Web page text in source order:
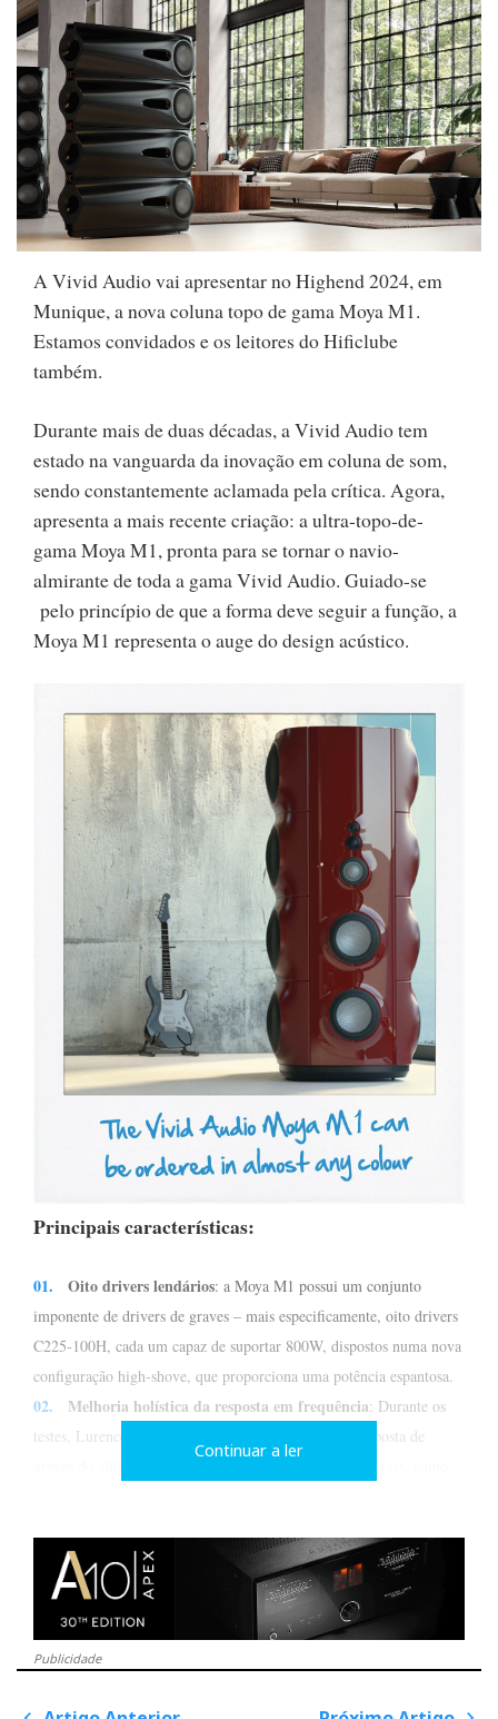
A Vivid Audio vai apresentar no Highend 2024, em
Munique, a nova coluna topo de gama Moya M1.
Estamos convidados e os leitores do Hificlube
também.
Durante mais de duas décadas, a Vivid Audio tem
estado na vanguarda da inovação em coluna de som,
sendo constantemente aclamada pela crítica. Agora,
apresenta a mais recente criação: a ultra-topo-de-
gama Moya M1, pronta para se tornar o navio-
almirante de toda a gama Vivid Audio. Guiado-se
pelo princípio de que a forma deve seguir a função, a
Moya M1 representa o auge do design acústico.
Principais características:
Oito drivers lendários: a Moya M1 possui um conjunto
imponente de drivers de graves – mais especificamente, oito drivers
C225-100H, cada um capaz de suportar 800W, dispostos numa nova
configuração high-shove, que proporciona uma potência espantosa.
Melhoria holística da resposta em frequência: Durante os
testes, Lurence Dickie descobriu que a extensão da resposta de
espetro de frequências.
Continuar a ler
Publicidade